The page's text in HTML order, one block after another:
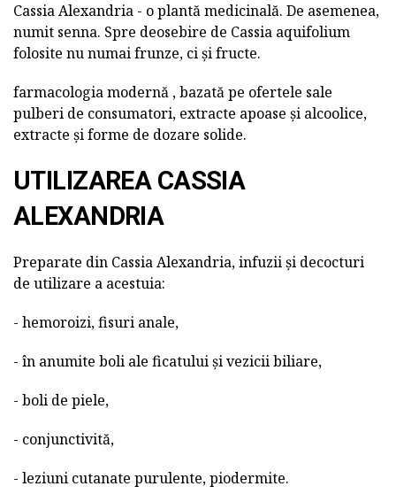
Cassia Alexandria - o plantă medicinală. De asemenea,
numit senna. Spre deosebire de Cassia aquifolium
folosite nu numai frunze, ci și fructe.
farmacologia modernă , bazată pe ofertele sale
pulberi de consumatori, extracte apoase și alcoolice,
extracte și forme de dozare solide.
UTILIZAREA CASSIA
ALEXANDRIA
Preparate din Cassia Alexandria, infuzii și decocturi
de utilizare a acestuia:
- hemoroizi, fisuri anale,
- în anumite boli ale ficatului și vezicii biliare,
- boli de piele,
- conjunctivită,
- leziuni cutanate purulente, piodermite.